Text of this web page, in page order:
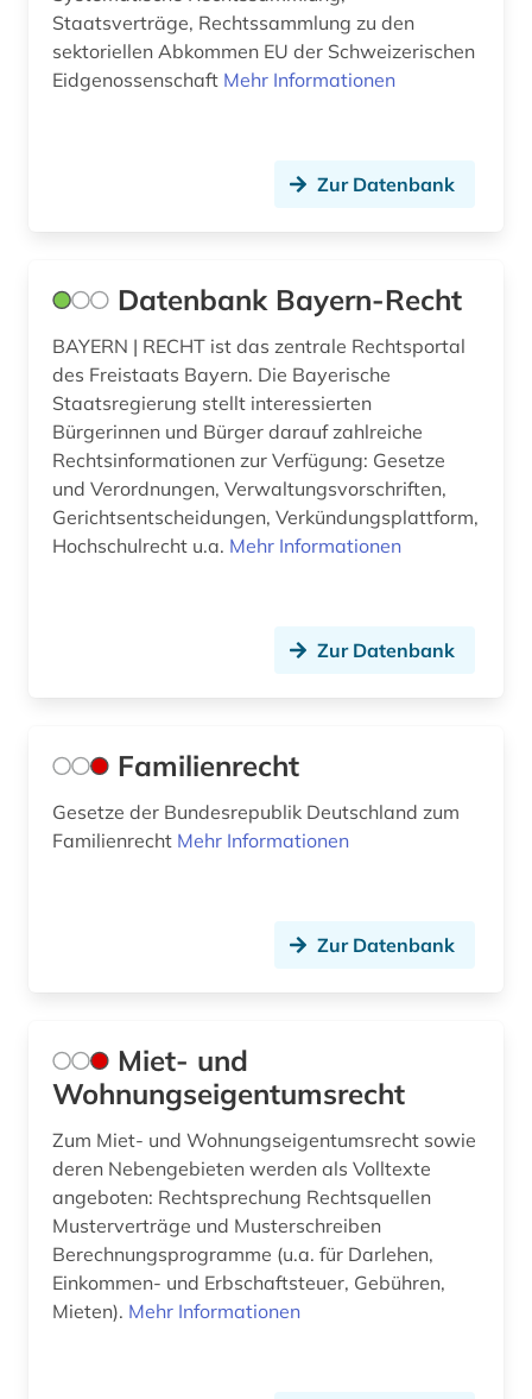
Staatsverträge, Rechtssammlung zu den
sektoriellen Abkommen EU der Schweizerischen
Eidgenossenschaft Mehr Informationen
Zur Datenbank
Datenbank Bayern-Recht
BAYERN | RECHT ist das zentrale Rechtsportal
des Freistaats Bayern. Die Bayerische
Staatsregierung stellt interessierten
Bürgerinnen und Bürger darauf zahlreiche
Rechtsinformationen zur Verfügung: Gesetze
und Verordnungen, Verwaltungsvorschriften,
Gerichtsentscheidungen, Verkündungsplattform,
Hochschulrecht u.a. Mehr Informationen
Zur Datenbank
Familienrecht
Gesetze der Bundesrepublik Deutschland zum
Familienrecht Mehr Informationen
Zur Datenbank
Miet- und
Wohnungseigentumsrecht
Zum Miet- und Wohnungseigentumsrecht sowie
deren Nebengebieten werden als Volltexte
angeboten: Rechtsprechung Rechtsquellen
Musterverträge und Musterschreiben
Berechnungsprogramme (u.a. für Darlehen,
Einkommen- und Erbschaftsteuer, Gebühren,
Mieten). Mehr Informationen